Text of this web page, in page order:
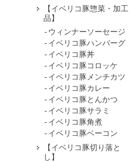
【イベリコ豚惣菜・加工
品】
-ウィンナーソーセージ
-イベリコ豚ハンバーグ
-イベリコ豚丼
-イベリコ豚コロッケ
-イベリコ豚メンチカツ
-イベリコ豚カレー
-イベリコ豚とんかつ
‐イベリコ豚サラミ
-イベリコ豚角煮
-イベリコ豚ベーコン
【イベリコ豚切り落と
し】